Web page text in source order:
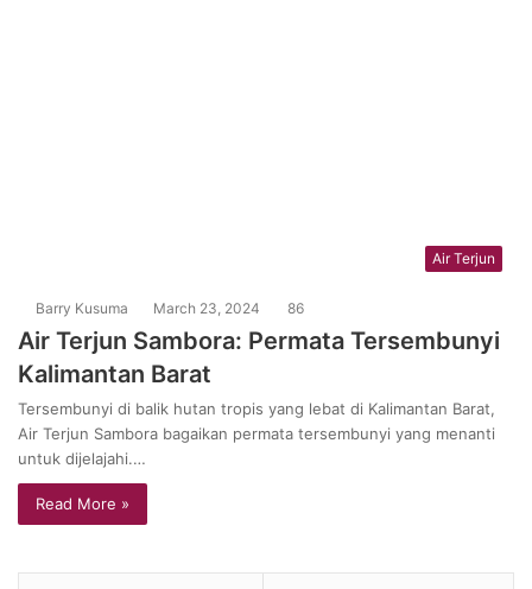
Air Terjun
Barry Kusuma March 23, 2024 86
Air Terjun Sambora: Permata Tersembunyi
Kalimantan Barat
Tersembunyi di balik hutan tropis yang lebat di Kalimantan Barat,
Air Terjun Sambora bagaikan permata tersembunyi yang menanti
untuk dijelajahi.…
Read More »